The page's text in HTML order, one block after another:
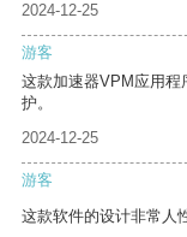
2024-12-25
游客
这款加速器VPM应用程
护。
2024-12-25
游客
这款软件的设计非常人